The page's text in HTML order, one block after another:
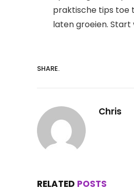
praktische tips toe
laten groeien.
SHARE.
Chris
RELATED POSTS